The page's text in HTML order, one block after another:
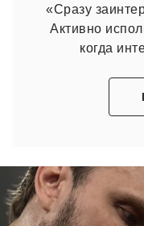
«Сразу
Активно
когда